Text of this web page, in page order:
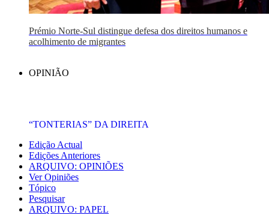
Prémio Norte-Sul distingue defesa dos direitos humanos e
acolhimento de migrantes
OPINIÃO
“TONTERIAS” DA DIREITA
Edição Actual
Edições Anteriores
ARQUIVO: OPINIÕES
Ver Opiniões
Tópico
Pesquisar
ARQUIVO: PAPEL